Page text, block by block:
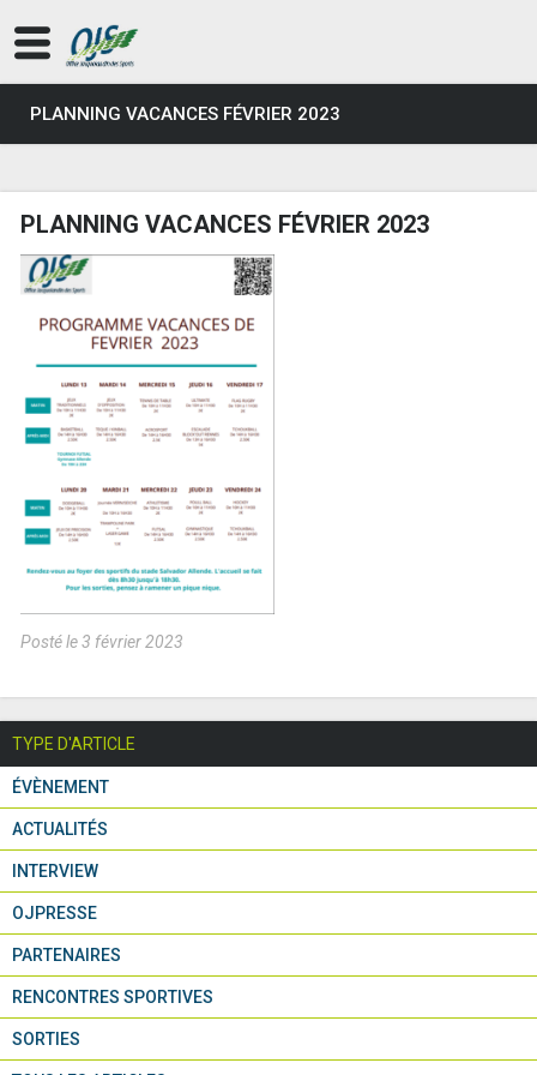
PLANNING VACANCES FÉVRIER 2023
PLANNING VACANCES FÉVRIER 2023
Posté le 3 février 2023
TYPE D'ARTICLE
ÉVÈNEMENT
ACTUALITÉS
INTERVIEW
OJPRESSE
PARTENAIRES
RENCONTRES SPORTIVES
SORTIES